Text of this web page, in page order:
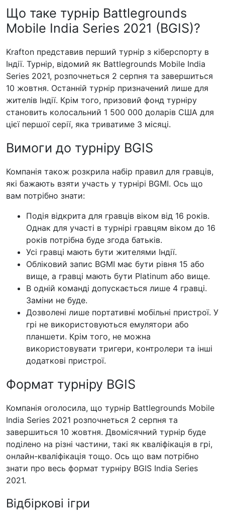
Що таке турнір Battlegrounds
Mobile India Series 2021 (BGIS)?
Krafton представив перший турнір з кіберспорту в
Індії. Турнір, відомий як Battlegrounds Mobile India
Series 2021, розпочнеться 2 серпня та завершиться
10 жовтня. Останній турнір призначений лише для
жителів Індії. Крім того, призовий фонд турніру
становить колосальний 1 500 000 доларів США для
цієї першої серії, яка триватиме 3 місяці.
Вимоги до турніру BGIS
Компанія також розкрила набір правил для гравців,
які бажають взяти участь у турнірі BGMI. Ось що
вам потрібно знати:
Подія відкрита для гравців віком від 16 років.
Однак для участі в турнірі гравцям віком до 16
років потрібна буде згода батьків.
Усі гравці мають бути жителями Індії.
Обліковий запис BGMI має бути рівня 15 або
вище, а гравці мають бути Platinum або вище.
В одній команді допускається лише 4 гравці.
Заміни не буде.
Дозволені лише портативні мобільні пристрої. У
грі не використовуються емулятори або
планшети. Крім того, не можна
використовувати тригери, контролери та інші
додаткові пристрої.
Формат турніру BGIS
Компанія оголосила, що турнір Battlegrounds Mobile
India Series 2021 розпочнеться 2 серпня та
завершиться 10 жовтня. Двомісячний турнір буде
поділено на різні частини, такі як кваліфікація в грі,
онлайн-кваліфікація тощо. Ось що вам потрібно
знати про весь формат турніру BGIS India Series
2021.
Відбіркові ігри